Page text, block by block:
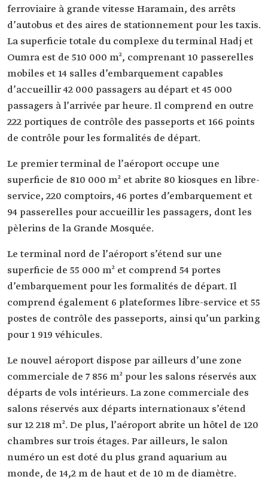
ferroviaire à grande vitesse Haramain, des arrêts
d’autobus et des aires de stationnement pour les taxis.
La superficie totale du complexe du terminal Hadj et
Oumra est de 510 000 m², comprenant 10 passerelles
mobiles et 14 salles d’embarquement capables
d’accueillir 42 000 passagers au départ et 45 000
passagers à l’arrivée par heure. Il comprend en outre
222 portiques de contrôle des passeports et 166 points
de contrôle pour les formalités de départ.
Le premier terminal de l’aéroport occupe une
superficie de 810 000 m² et abrite 80 kiosques en libre-
service, 220 comptoirs, 46 portes d’embarquement et
94 passerelles pour accueillir les passagers, dont les
pèlerins de la Grande Mosquée.
Le terminal nord de l’aéroport s’étend sur une
superficie de 55 000 m² et comprend 54 portes
d’embarquement pour les formalités de départ. Il
comprend également 6 plateformes libre-service et 55
postes de contrôle des passeports, ainsi qu’un parking
pour 1 919 véhicules.
Le nouvel aéroport dispose par ailleurs d’une zone
commerciale de 7 856 m² pour les salons réservés aux
départs de vols intérieurs. La zone commerciale des
salons réservés aux départs internationaux s’étend
sur 12 218 m². De plus, l’aéroport abrite un hôtel de 120
chambres sur trois étages. Par ailleurs, le salon
numéro un est doté du plus grand aquarium au
monde, de 14,2 m de haut et de 10 m de diamètre.